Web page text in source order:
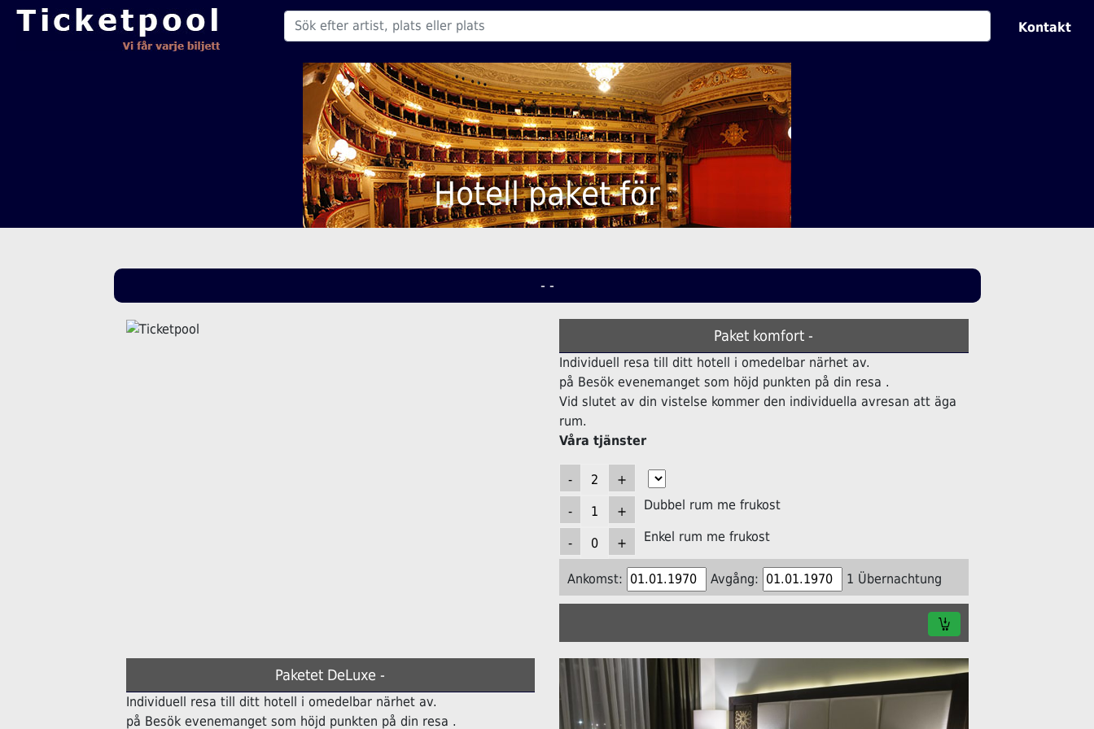
Kontakt
Hotell paket för
- -
Paket komfort -
Individuell resa till ditt hotell i omedelbar närhet av.
på Besök evenemanget som höjd punkten på din resa .
Vid slutet av din vistelse kommer den individuella avresan att äga
rum.
Våra tjänster
Dubbel rum me frukost
Enkel rum me frukost
Ankomst: Avgång: 1 Übernachtung
Paketet DeLuxe -
Individuell resa till ditt hotell i omedelbar närhet av.
på Besök evenemanget som höjd punkten på din resa .